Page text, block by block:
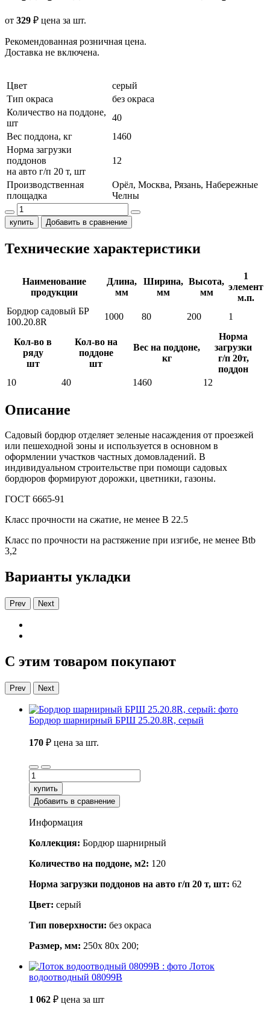
от 329 ₽ цена за шт.
Рекомендованная розничная цена.
Доставка не включена.
Цвет
серый
Тип окраса
без окраса
Количество на поддоне,
шт
40
Вес поддона, кг
1460
Норма загрузки
поддонов
на авто г/п 20 т, шт
12
Производственная
площадка
Орёл, Москва, Рязань, Набережные
Челны
купить Добавить в сравнение
Технические характеристики
Наименование
продукции
Длина,
мм
Ширина,
мм
Высота,
мм
1
элемент
м.п.
Бордюр садовый БР
100.20.8R
1000 80 200 1
Кол-во в
ряду
шт
Кол-во на
поддоне
шт
Вес на поддоне,
кг
Норма
загрузки
г/п 20т,
поддон
10
40 1460 12
Описание
Садовый бордюр отделяет зеленые насаждения от проезжей
или пешеходной зоны и используется в основном в
оформлении участков частных домовладений. В
индивидуальном строительстве при помощи садовых
бордюров формируют дорожки, цветники, газоны.
ГОСТ 6665-91
Класс прочности на сжатие, не менее В 22.5
Класс по прочности на растяжение при изгибе, не менее Вtb
3,2
Варианты укладки
Prev Next
С этим товаром покупают
Prev Next
Бордюр шарнирный БРШ 25.20.8R, серый
170 ₽ цена за шт.
купить
Добавить в сравнение
Информация
Коллекция: Бордюр шарнирный
Количество на поддоне, м2: 120
Норма загрузки поддонов на авто г/п 20 т, шт: 62
Цвет: серый
Тип поверхности: без окраса
Размер, мм: 250x 80x 200;
Лоток
водоотводный 08099B
1 062 ₽ цена за шт